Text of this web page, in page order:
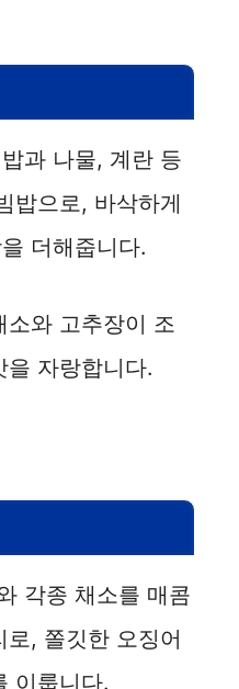
과 나물, 계란 등
밥으로, 바삭하게
더해줍니다.
소와 고추장이 조
을 자랑합니다.
각종 채소를 매콤
, 쫄깃한 오징어
이룹니다.